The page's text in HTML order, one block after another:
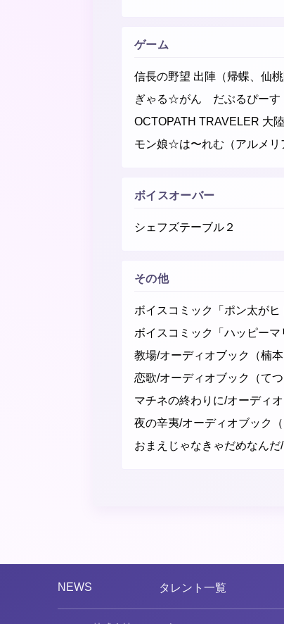
ゲーム
信長の野望 出陣（帰蝶、仙桃
ぎゃる☆がん だぶるぴーす
OCTOPATH TRAVELER 大
モン娘☆は〜れむ（アルメリ
ボイスオーバー
シェフズテーブル２
その他
ボイスコミック「ポン太がヒ
ボイスコミック「ハッピーマ
教場/オーディオブック（楠本
恋歌/オーディオブック（てつ
マチネの終わりに/オーディオ
夜の辛夷/オーディオブック（
おまえじゃなきゃだめなんだ
NEWS タレント一覧